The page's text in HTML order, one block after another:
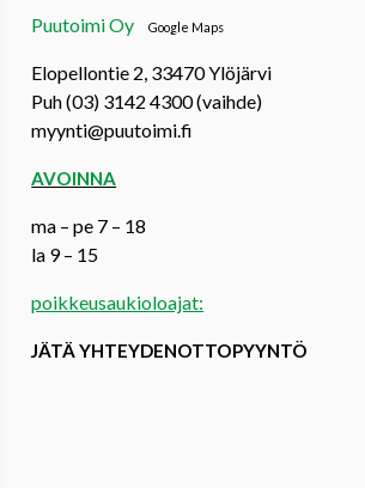
Puutoimi OyGoogle Maps
Elopellontie 2, 33470 Ylöjärvi
Puh (03) 3142 4300 (vaihde)
myynti@puutoimi.fi
AVOINNA
ma – pe 7 – 18
la 9 – 15
poikkeusaukioloajat:
JÄTÄ YHTEYDENOTTOPYYNTÖ